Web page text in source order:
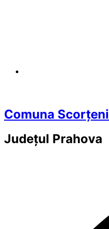
Comuna Scorțeni
Județul Prahova